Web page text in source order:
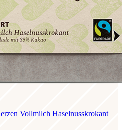
Vollmilch Haselnusskrokant